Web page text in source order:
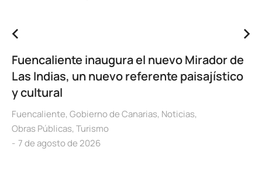
Fuencaliente inaugura el nuevo Mirador de
Las Indias, un nuevo referente paisajístico
y cultural
Fuencaliente, Gobierno de Canarias, Noticias,
Obras Públicas, Turismo
7 de agosto de 2026